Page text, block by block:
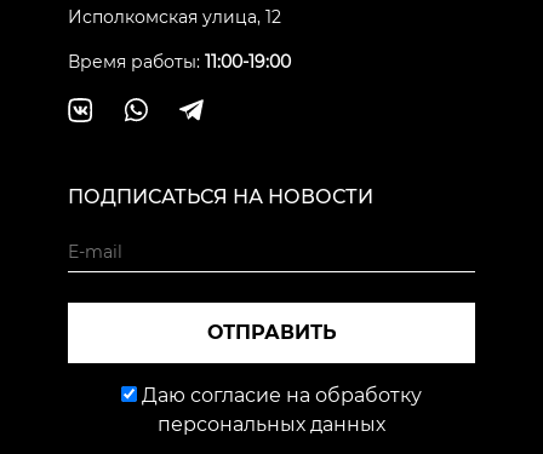
Исполкомская улица, 12
Время работы: 11:00-19:00
ПОДПИСАТЬСЯ НА НОВОСТИ
ОТПРАВИТЬ
Даю согласие на обработку
персональных данных